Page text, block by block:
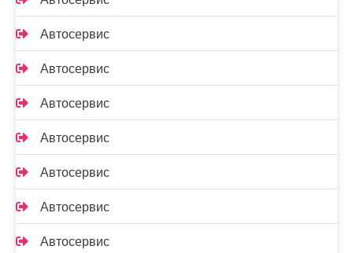
Автосервис
Автосервис
Автосервис
Автосервис
Автосервис
Автосервис
Автосервис